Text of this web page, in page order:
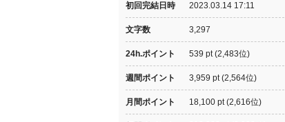
初回完結日時 2023.03.14 17:11
文字数 3,297
24h.ポイント 539 pt (2,483位)
週間ポイント 3,959 pt (2,564位)
月間ポイント 18,100 pt (2,616位)